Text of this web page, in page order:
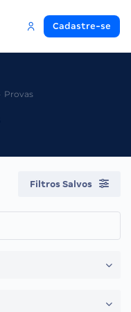
Cadastre-se
Provas
Filtros Salvos